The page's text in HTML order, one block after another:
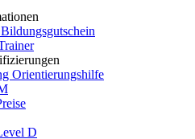
Orientierungshilfe
D